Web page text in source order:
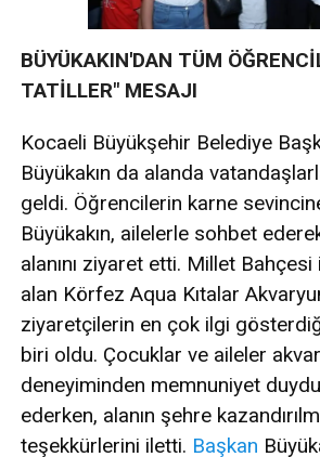
BÜYÜKAKIN'DAN TÜM
TATİLLER" MESAJI
Kocaeli Büyükşehir Belediye
Büyükakın da alanda
geldi. Öğrencilerin karne
Büyükakın, ailelerle sohbet
alanını ziyaret etti. Millet
alan Körfez Aqua Kıtalar
ziyaretçilerin en çok ilgi
biri oldu. Çocuklar ve aileler
deneyiminden memnuniyet
ederken, alanın şehre
teşekkürlerini iletti. Başkan